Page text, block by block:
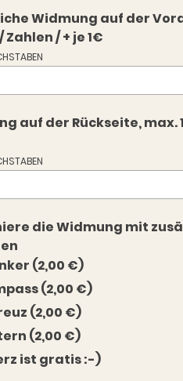
Widmung auf der
/ + je 1€
auf der Rückseite, max.
die Widmung mit
(2,00 €)
(2,00 €)
(2,00 €)
(2,00 €)
ist gratis :-)